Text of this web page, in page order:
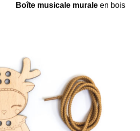
Boîte musicale murale en bois